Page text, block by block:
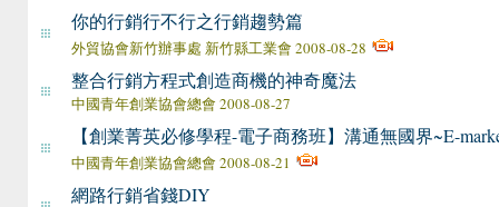
你的行銷行不行之行銷趨勢篇
外貿協會新竹辦事處 新竹縣工業會 2008-08-28
整合行銷方程式 創造商機的神奇魔法
中國青年創業協會總會 2008-08-27
【創業菁英必修學程-電子商務班】溝通無國界~E-
中國青年創業協會總會 2008-08-21
網路行銷省錢DIY